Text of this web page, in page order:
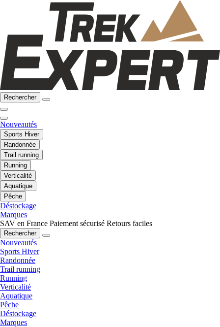
Rechercher
Nouveautés
Sports Hiver
Randonnée
Trail running
Running
Verticalité
Aquatique
Pêche
Déstockage
Marques
SAV en France Paiement sécurisé Retours faciles
Rechercher
Nouveautés
Sports Hiver
Randonnée
Trail running
Running
Verticalité
Aquatique
Pêche
Déstockage
Marques